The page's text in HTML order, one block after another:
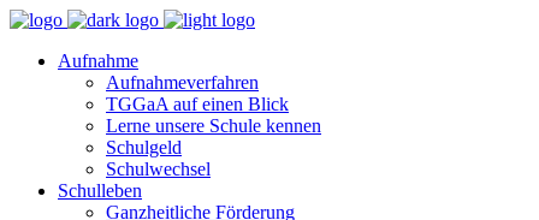
Aufnahme
Aufnahmeverfahren
TGGaA auf einen Blick
Lerne unsere Schule kennen
Schulgeld
Schulwechsel
Schulleben
Ganzheitliche Förderung